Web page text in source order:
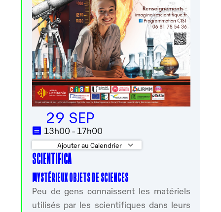
29 SEP
13h00 - 17h00
Ajouter au Calendrier
Télécharger ICS
SCIENTIFICA
MYSTÉRIEUX OBJETS DE SCIENCES
Peu de gens connaissent les matériels
utilisés par les scientifiques dans leurs